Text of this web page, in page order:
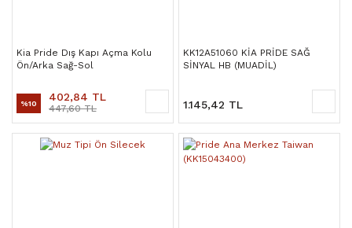
Kia Pride Dış Kapı Açma Kolu
Ön/Arka Sağ-Sol
%10 402,84 TL
447,60 TL
KK12A51060 KİA PRİDE SAĞ
SİNYAL HB (MUADİL)
1.145,42 TL